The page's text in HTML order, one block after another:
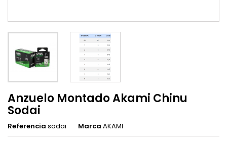
Anzuelo Montado Akami Chinu
Sodai
Referencia sodai Marca AKAMI